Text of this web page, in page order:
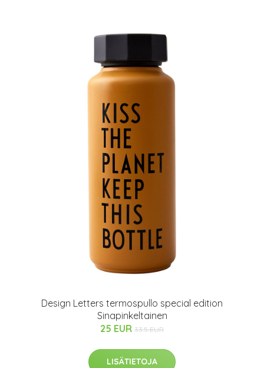
Design Letters termospullo special edition
Sinapinkeltainen
25 EUR 33.5 EUR
LISÄTIETOJA